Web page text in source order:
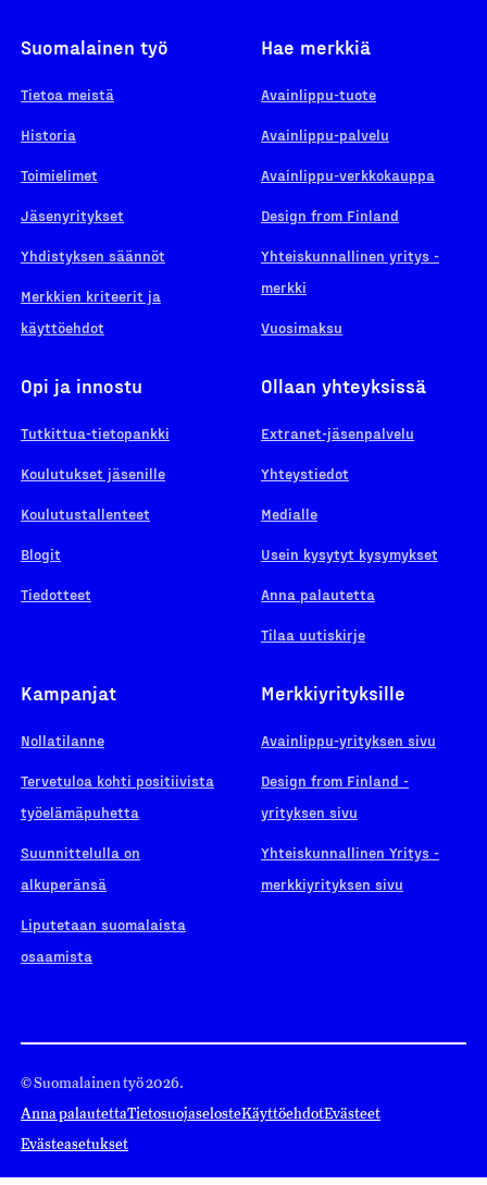
Suomalainen työ
Tietoa meistä
Historia
Toimielimet
Jäsenyritykset
Yhdistyksen säännöt
Merkkien kriteerit ja
käyttöehdot
Hae merkkiä
Avainlippu-tuote
Avainlippu-palvelu
Avainlippu-verkkokauppa
Design from Finland
Yhteiskunnallinen yritys -
merkki
Vuosimaksu
Opi ja innostu
Tutkittua-tietopankki
Koulutukset jäsenille
Koulutustallenteet
Blogit
Tiedotteet
Ollaan yhteyksissä
Extranet-jäsenpalvelu
Yhteystiedot
Medialle
Usein kysytyt kysymykset
Anna palautetta
Tilaa uutiskirje
Kampanjat
Nollatilanne
Tervetuloa kohti positiivista
työelämäpuhetta
Suunnittelulla on
alkuperänsä
Liputetaan suomalaista
osaamista
Merkkiyrityksille
Avainlippu-yrityksen sivu
Design from Finland -
yrityksen sivu
Yhteiskunnallinen Yritys -
merkkiyrityksen sivu
© Suomalainen työ 2026.
Anna palautettaTietosuojaselosteKäyttöehdotEvästeet
Evästeasetukset